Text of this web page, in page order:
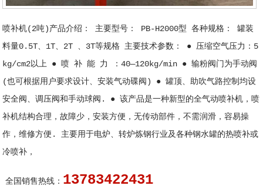
喷补机(2吨)产品介绍： 主要型号： PB-H2000型 各种规格： 罐装
料量0.5T、1T、2T 、3T等规格 主要技术参数： ● 压缩空气压力：5
kg/cm2以上 ● 喷 补 能 力 ：40—120kg/min ● 输粉阀门为手动阀
(也可根据用户要求设计、安装气动碟阀) ● 罐顶、助吹气路控制均设
安全阀、调压阀和手动球阀. ● 该产品是一种新型的全气动喷补机，喷
补机结构合理，故障少，安装方便，无传动部件，不需润滑，容易操
作，维修方便. 主要用于电炉、转炉炼钢行业及各种钢水罐的热喷补或
冷喷补，
全国销售热线： 13783422431